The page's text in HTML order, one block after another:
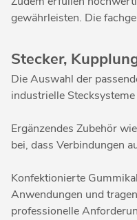
gewährleisten. Die
Stecker,
Die Auswahl der
industrielle
Ergänzendes Zubehör
bei, dass Verbindungen
Konfektionierte
Anwendungen und
professionelle